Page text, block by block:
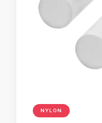
NYLON